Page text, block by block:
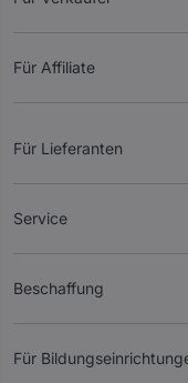
Für Affiliate
Für Lieferanten
Service
Beschaffung
Für